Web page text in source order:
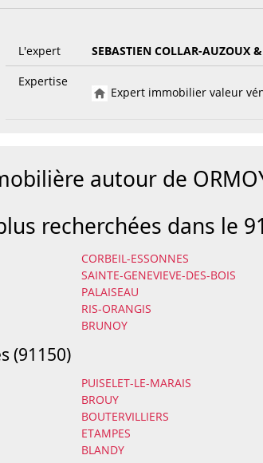
L'expert
SEBASTIEN COLLAR-AUZOUX
Expertise
Expert immobilier valeur
autour de
recherchées dans le
CORBEIL-ESSONNES
SAINTE-GENEVIEVE-DES-BOIS
PALAISEAU
RIS-ORANGIS
BRUNOY
(91150)
PUISELET-LE-MARAIS
BROUY
BOUTERVILLIERS
ETAMPES
BLANDY